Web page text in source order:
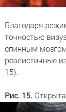
Благодаря
точностью
спинным
реалистичные
15).
Рис. 15.